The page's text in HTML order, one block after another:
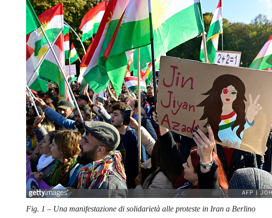
Fig. 1 – Una manifestazione di solidarietà alle proteste in Iran a Berlino